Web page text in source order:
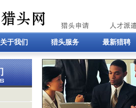
关于我们 猎头服务 最新猎聘